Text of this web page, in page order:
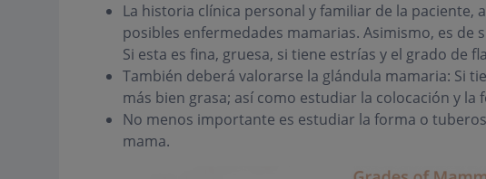
La historia clínica personal y familiar de la paciente,
posibles enfermedades mamarias. Asimismo, es
Si esta es fina, gruesa, si tiene estrías y el grado de
También deberá valorarse la glándula mamaria: Si
más bien grasa; así como estudiar la colocación y la
No menos importante es estudiar la forma o
mama.